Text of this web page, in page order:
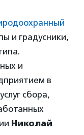
и градусники,
и
в
сбора,
Николай